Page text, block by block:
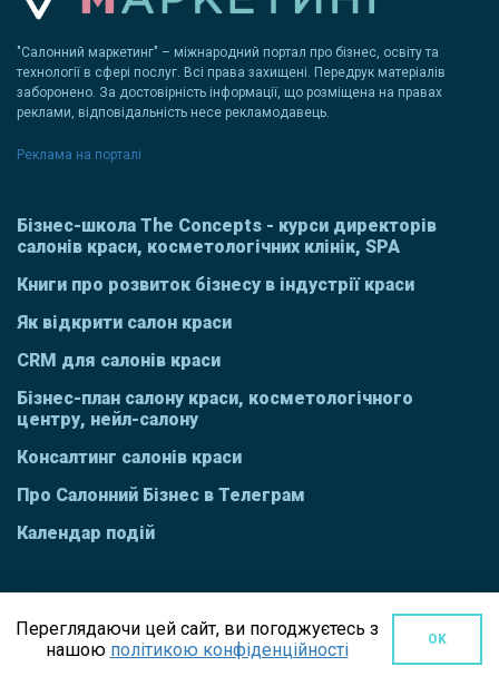
Переглядаючи цей сайт, ви погоджуєтесь з
нашою політикою конфіденційності OK
"Салонний маркетинг" – міжнародний портал про бізнес, освіту та
технології в сфері послуг. Всі права захищені. Передрук матеріалів
заборонено. За достовірність інформації, що розміщена на правах
реклами, відповідальність несе рекламодавець.
Реклама на порталі
Бізнес-школа The Concepts - курси директорів
салонів краси, косметологічних клінік, SPA
Книги про розвиток бізнесу в індустрії краси
Як відкрити салон краси
CRM для салонів краси
Бізнес-план салону краси, косметологічного
центру, нейл-салону
Консалтинг салонів краси
Про Салонний Бізнес в Телеграм
Календар подій
СМВ СОЦІАЛЬНИХ МЕРЕЖАХ